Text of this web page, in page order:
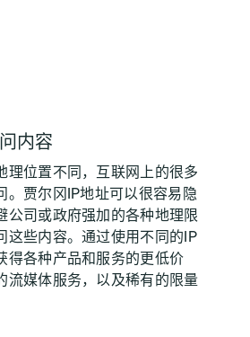
内容
理位置不同，互联网上的很多
。贾尔冈IP地址可以很容易隐
公司或政府强加的各种地理限
这些内容。通过使用不同的IP
得各种产品和服务的更低价
流媒体服务，以及稀有的限量